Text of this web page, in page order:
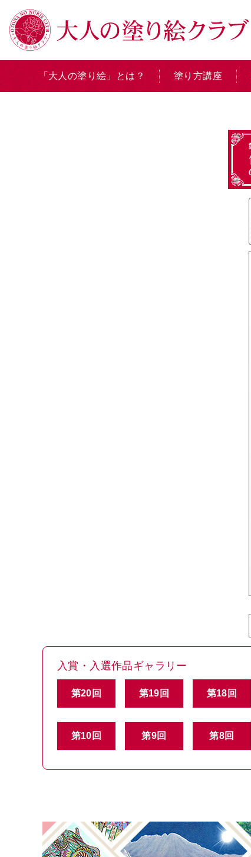
「大人の塗り絵」とは？ 塗り方講座
入賞・入選作品ギャラリー
第20回 第19回 第18回
第10回 第9回 第8回